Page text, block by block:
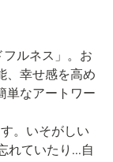
ルネス」。お
、幸せ感を高め
単なアートワー
。いそがしい
れていたり...自